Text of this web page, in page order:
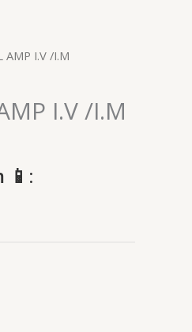
AMP I.V /I.M
I.V /I.M
📱: